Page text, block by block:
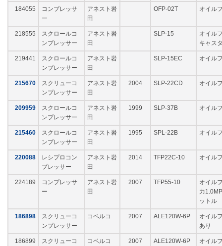
184055
コンプレッサ
ー
アネスト岩
田
OFP-02T オイル
218555
スクロールコ
ンプレッサー
アネスト岩
田
SLP-15
オイル
キャス
219441
スクロールコ
ンプレッサー
アネスト岩
田
SLP-15EC オイル
215670
スクリューコ
ンプレッサー
アネスト岩
田
2004 SLP-22CD オイル
209959
スクロールコ
ンプレッサー
アネスト岩
田
1999 SLP-37B オイル
215460
スクロールコ
ンプレッサー
アネスト岩
田
1995 SPL-22B オイル
220088
レシプロコン
プレッサー
アネスト岩
田
2014 TFP22C-10 オイル
224189
コンプレッサ
ー
アネスト岩
田
2007 TFP55-10
オイル
力
ットル
186898
スクリューコ
ンプレッサー
コベルコ 2007 ALE120W-6P
オイル
あり
186899
スクリューコ
コベルコ 2007 ALE120W-6P オイル